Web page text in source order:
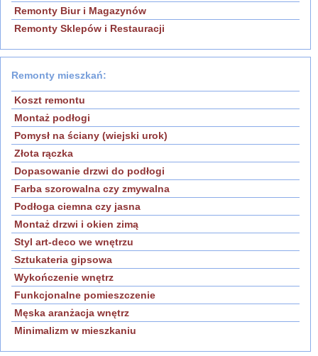
Remonty Biur i Magazynów
Remonty Sklepów i Restauracji
Remonty mieszkań:
Koszt remontu
Montaż podłogi
Pomysł na ściany (wiejski urok)
Złota rączka
Dopasowanie drzwi do podłogi
Farba szorowalna czy zmywalna
Podłoga ciemna czy jasna
Montaż drzwi i okien zimą
Styl art-deco we wnętrzu
Sztukateria gipsowa
Wykończenie wnętrz
Funkcjonalne pomieszczenie
Męska aranżacja wnętrz
Minimalizm w mieszkaniu